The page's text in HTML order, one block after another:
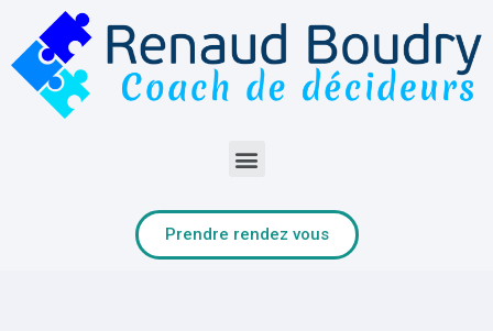
Prendre rendez vous